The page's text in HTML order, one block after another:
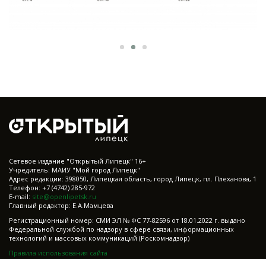
Cетевое издание "Открытый Липецк" 16+
Учредитель: МАИУ "Мой город Липецк"
Адрес редакции: 398050, Липецкая область, город Липецк, пл. Плеханова, 1
Телефон: +7 (4742) 285-972
E-mail: site@openlipetsk.ru
Главный редактор: Е.А.Мамцева
Регистрационный номер: СМИ ЭЛ № ФС 77-82596 от 18.01.2022 г. выдано
Федеральной службой по надзору в сфере связи, информационных
технологий и массовых коммуникаций (Роскомнадзор)
Правила использования сайта